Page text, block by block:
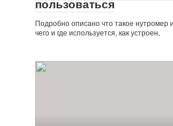
пользоваться
Подробно описано что такое нутромер
чего и где используется, как устроен,